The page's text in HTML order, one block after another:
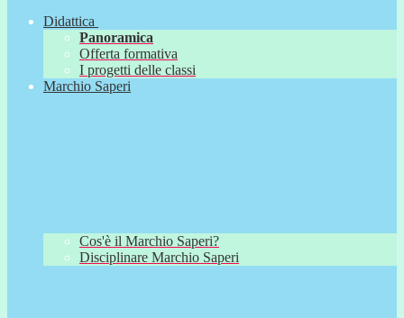
Didattica
Panoramica
Offerta formativa
I progetti delle classi
Marchio Saperi
Cos'è il Marchio Saperi?
Disciplinare Marchio Saperi